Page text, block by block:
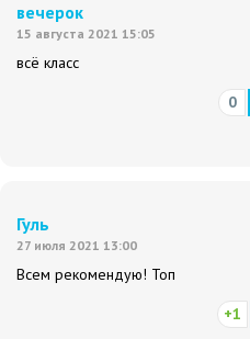
вечерок
15 августа 2021 15:05
всё класс
0
Гуль
27 июля 2021 13:00
Всем рекомендую! Топ
+1